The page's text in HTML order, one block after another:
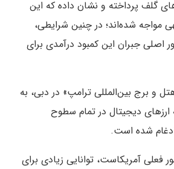
گلف پرداخته و نشان داده که این
مواجه شده‌اند؛ در چنین شرایطی،
اصلی جبران این کمبود درآمدی برای
و برج بین‌المللی ترامپ» در دبی، به‌
دیجیتال در تمام سطوح
شده است.
فعلی آمریکاست، توانایی زیادی برای